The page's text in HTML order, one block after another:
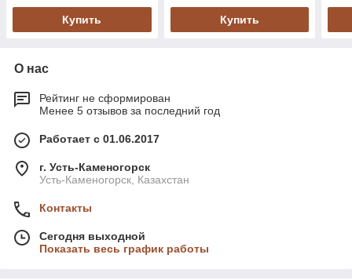
Купить Купить
О нас
Рейтинг не сформирован
Менее 5 отзывов за последний год
Работает с 01.06.2017
г. Усть-Каменогорск
Усть-Каменогорск, Казахстан
Контакты
Сегодня выходной
Показать весь график работы